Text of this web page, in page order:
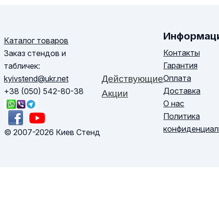
Каталог товаров
Заказ стендов и
табличек:
kyivstend@ukr.net
+38 (050) 542-80-38
© 2007-2026 Киев Стенд
Действующие
Акции
Контакты
Гарантия
Оплата
Доставка
О нас
Политика